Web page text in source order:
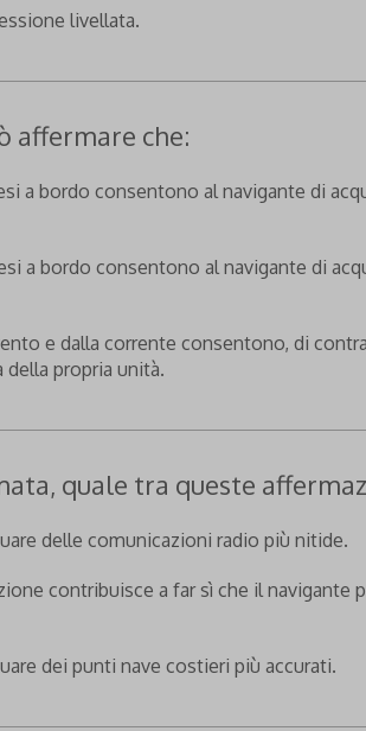
livellata.
affermare che:
a bordo consentono al navigante di
a bordo consentono al navigante di
e dalla corrente consentono, di
propria unità.
quale tra queste
delle comunicazioni radio più nitide.
contribuisce a far sì che il navigante
dei punti nave costieri più accurati.